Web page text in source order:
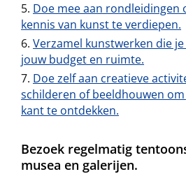
Doe mee aan rondleidingen
kennis van kunst te verdiepen.
Verzamel kunstwerken die
jouw budget en ruimte.
Doe zelf aan creatieve
schilderen of beeldhouwen
kant te ontdekken.
Bezoek regelmatig
musea en galerijen.